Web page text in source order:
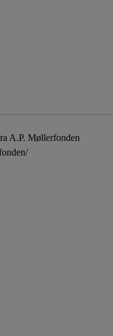
A.P. Møllerfonden